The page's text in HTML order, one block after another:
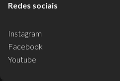
Redes sociais
Instagram
Facebook
Youtube